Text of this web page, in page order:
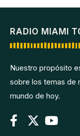
RADIO MIAMI
Nuestro propósito
sobre los temas de
mundo de hoy.